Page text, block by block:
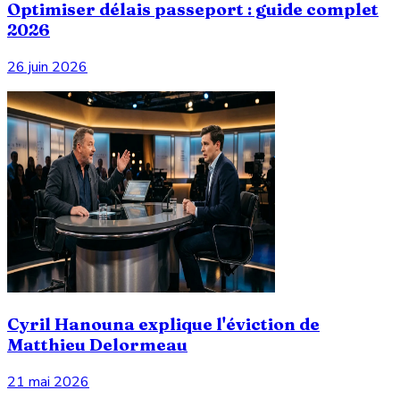
Optimiser délais passeport : guide complet
2026
26 juin 2026
Cyril Hanouna explique l'éviction de
Matthieu Delormeau
21 mai 2026